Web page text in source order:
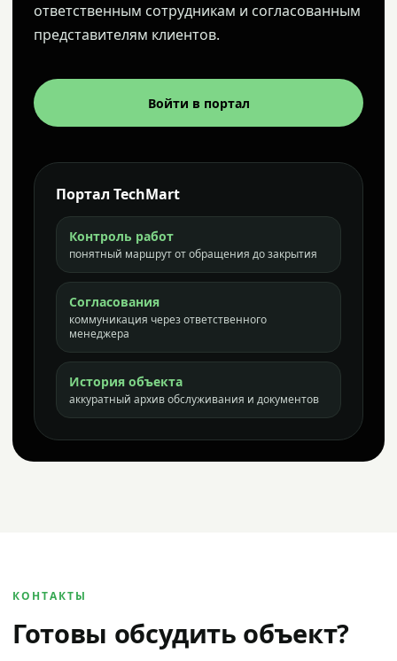
ответственным сотрудникам и согласованным
представителям клиентов.
Войти в портал
Портал TechMart
Контроль работ
понятный маршрут от обращения до закрытия
Согласования
коммуникация через ответственного
менеджера
История объекта
аккуратный архив обслуживания и документов
КОНТАКТЫ
Готовы обсудить объект?